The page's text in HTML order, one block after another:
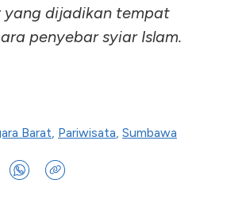
yang dijadikan tempat
penyebar syiar Islam.
Barat Pariwisata Sumbawa